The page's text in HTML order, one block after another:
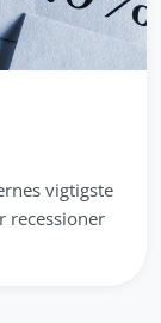
vigtigste
recessioner